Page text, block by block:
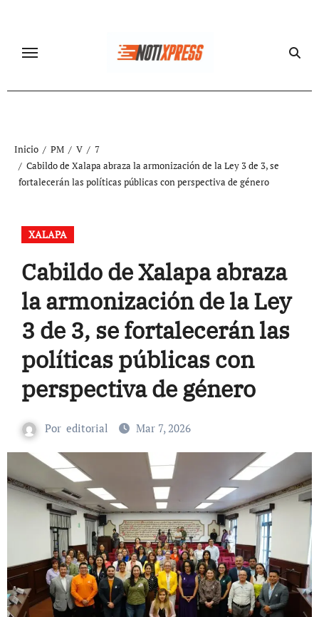
contenido
Inicio PM V
7
Cabildo de Xalapa abraza la armonización de la Ley 3 de 3, se
fortalecerán las políticas públicas con perspectiva de género
XALAPA
Cabildo de Xalapa abraza
la armonización de la Ley
3 de 3, se fortalecerán las
políticas públicas con
perspectiva de género
Por editorial Mar 7, 2026